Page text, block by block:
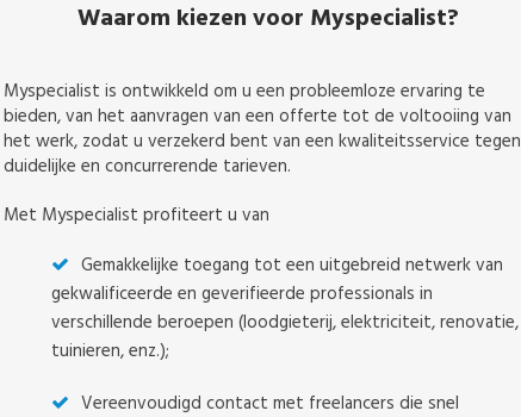
Waarom kiezen voor Myspecialist?
Myspecialist is ontwikkeld om u een probleemloze ervaring te
bieden, van het aanvragen van een offerte tot de voltooiing van
het werk, zodat u verzekerd bent van een kwaliteitsservice tegen
duidelijke en concurrerende tarieven.
Met Myspecialist profiteert u van
Gemakkelijke toegang tot een uitgebreid netwerk van
gekwalificeerde en geverifieerde professionals in
verschillende beroepen (loodgieterij, elektriciteit, renovatie,
tuinieren, enz.);
Vereenvoudigd contact met freelancers die snel